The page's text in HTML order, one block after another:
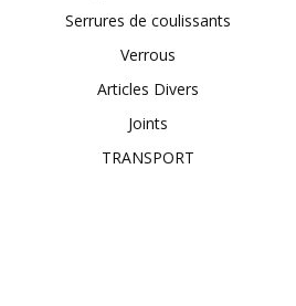
Serrures de coulissants
Verrous
Articles Divers
Joints
TRANSPORT